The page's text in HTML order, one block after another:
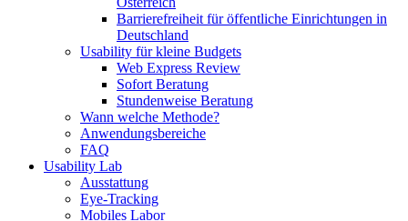
Barrierefreiheit für öffentliche Einrichtungen in
Deutschland
Usability für kleine Budgets
Web Express Review
Sofort Beratung
Stundenweise Beratung
Wann welche Methode?
Anwendungsbereiche
FAQ
Usability Lab
Ausstattung
Eye-Tracking
Mobiles Labor